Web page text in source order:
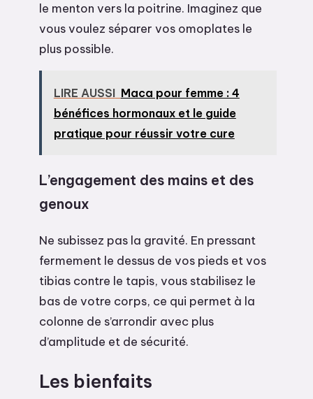
le menton vers la poitrine. Imaginez que
vous voulez séparer vos omoplates le
plus possible.
LIRE AUSSI Maca pour femme : 4
bénéfices hormonaux et le guide
pratique pour réussir votre cure
L’engagement des mains et des
genoux
Ne subissez pas la gravité. En pressant
fermement le dessus de vos pieds et vos
tibias contre le tapis, vous stabilisez le
bas de votre corps, ce qui permet à la
colonne de s’arrondir avec plus
d’amplitude et de sécurité.
Les bienfaits